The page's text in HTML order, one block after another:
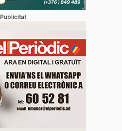
Publicitat